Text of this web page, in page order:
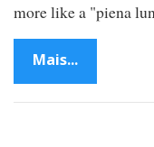
more like a "piena
Mais...